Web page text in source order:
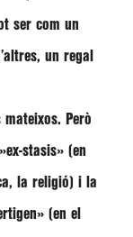
ser com un
un regal
Però
stasis» (en
la religió) i la
(en el